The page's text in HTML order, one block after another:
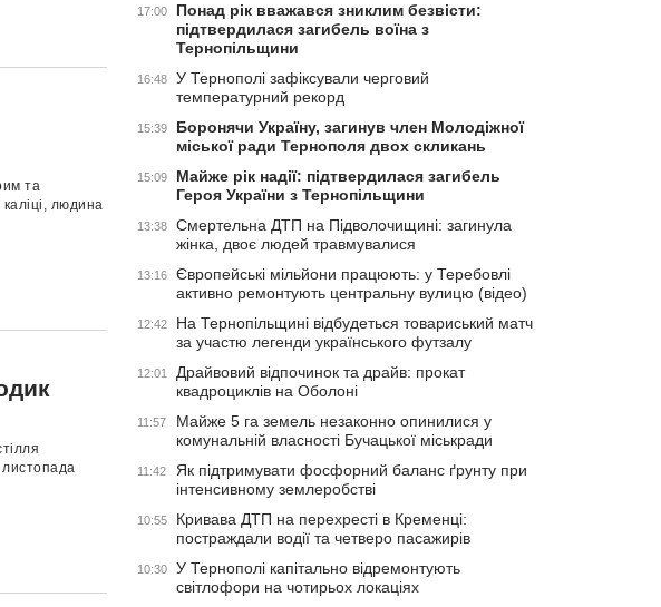
та
людина
17:00
Понад рік вважався зниклим безвісти:
підтвердилася загибель воїна з
Тернопільщини
16:48
У Тернополі зафіксували черговий
температурний рекорд
15:39
Боронячи Україну, загинув член Молодіжної
міської ради Тернополя двох скликань
15:09
Майже рік надії: підтвердилася загибель
Героя України з Тернопільщини
13:38
Смертельна ДТП на Підволочищині: загинула
жінка, двоє людей травмувалися
13:16
Європейські мільйони працюють: у Теребовлі
активно ремонтують центральну вулицю (відео)
12:42
На Тернопільщині відбудеться товариський матч
за участю легенди українського футзалу
12:01
Драйвовий відпочинок та драйв: прокат
квадроциклів на Оболоні
11:57
Майже 5 га земель незаконно опинилися у
комунальній власності Бучацької міськради
11:42
Як підтримувати фосфорний баланс ґрунту при
інтенсивному землеробстві
10:55
Кривава ДТП на перехресті в Кременці:
постраждали водії та четверо пасажирів
10:30
У Тернополі капітально відремонтують
світлофори на чотирьох локаціях